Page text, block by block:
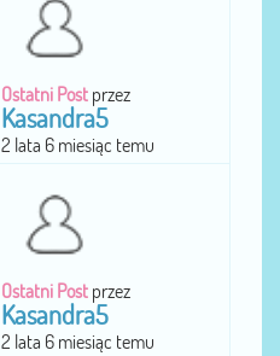
Ostatni Post przez
Kasandra5
2 lata 6 miesiąc temu
Ostatni Post przez
Kasandra5
2 lata 6 miesiąc temu